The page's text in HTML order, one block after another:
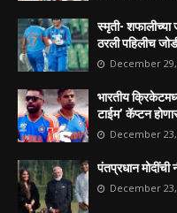
स्मृती- शफालीच्या
ठरली पहिलीच
December
भारतीय
टाईम’ कॅप्टन
December
पंतप्रधान मोदींची
December